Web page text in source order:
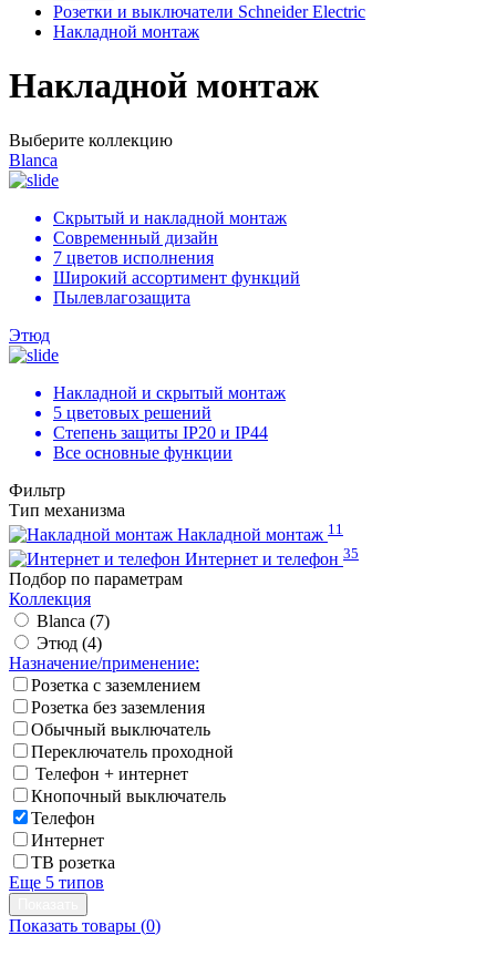
Розетки и выключатели Schneider Electric
Накладной монтаж
Накладной монтаж
Выберите коллекцию
Blanca
Скрытый и накладной монтаж
Современный дизайн
7 цветов исполнения
Широкий ассортимент функций
Пылевлагозащита
Этюд
Накладной и скрытый монтаж
5 цветовых решений
Степень защиты IP20 и IP44
Все основные функции
Фильтр
Тип механизма
Накладной монтаж 11
Интернет и телефон 35
Подбор по параметрам
Коллекция
Blanca (7)
Этюд (4)
Назначение/применение:
Розетка с заземлением
Розетка без заземления
Обычный выключатель
Переключатель проходной
Телефон + интернет
Кнопочный выключатель
Телефон
Интернет
ТВ розетка
Еще 5 типов
Показать товары (0)